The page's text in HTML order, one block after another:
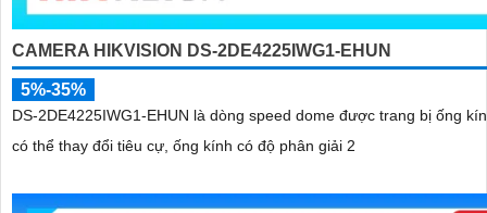
CAMERA HIKVISION DS-2DE4225IWG1-EHUN
5%-35%
DS-2DE4225IWG1-EHUN là dòng speed dome được trang bị ống
có thể thay đổi tiêu cự, ống kính có độ phân giải 2